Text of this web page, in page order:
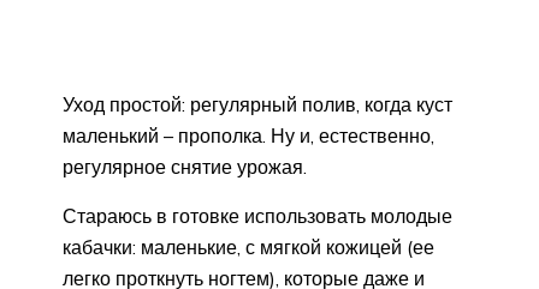
Уход простой: регулярный полив, когда куст
маленький – прополка. Ну и, естественно,
регулярное снятие урожая.
Стараюсь в готовке использовать молодые
кабачки: маленькие, с мягкой кожицей (ее
легко проткнуть ногтем), которые даже и